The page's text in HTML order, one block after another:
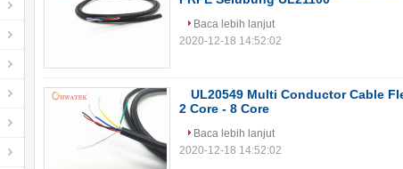
Baca lebih lanjut
2020-12-18 14:52:02
UL20549 Multi Conductor Cable
2 Core - 8 Core
Baca lebih lanjut
2020-12-18 14:52:02